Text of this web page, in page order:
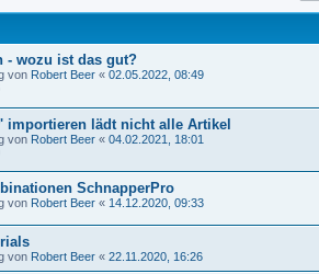
- wozu ist das gut?
von Robert Beer « 02.05.2022, 08:49
importieren lädt nicht alle Artikel
von Robert Beer « 04.02.2021, 18:01
SchnapperPro
von Robert Beer « 14.12.2020, 09:33
von Robert Beer « 22.11.2020, 16:26